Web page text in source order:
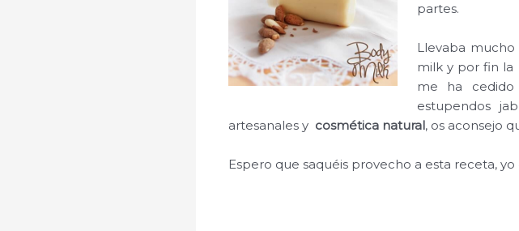
partes.
Llevaba
milk y por fin la
me ha cedido
estupendos
artesanales y cosmética natural, os aconsejo
Espero que saquéis provecho a esta receta, yo